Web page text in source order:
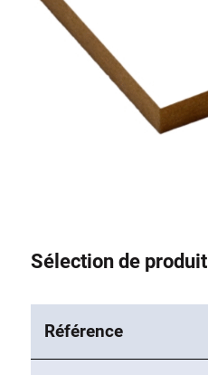
Récipient
Sélection de produit
Référence